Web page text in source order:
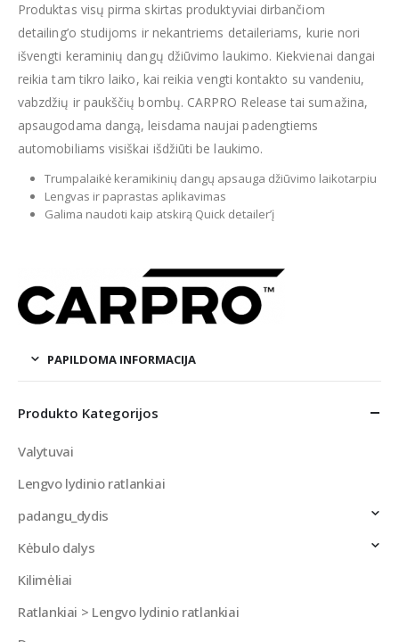
Produktas visų pirma skirtas produktyviai dirbančiom
detailing’o studijoms ir nekantriems detaileriams, kurie nori
išvengti keraminių dangų džiūvimo laukimo. Kiekvienai dangai
reikia tam tikro laiko, kai reikia vengti kontakto su vandeniu,
vabzdžių ir paukščių bombų. CARPRO Release tai sumažina,
apsaugodama dangą, leisdama naujai padengtiems
automobiliams visiškai išdžiūti be laukimo.
Trumpalaikė keramikinių dangų apsauga džiūvimo laikotarpiu
Lengvas ir paprastas aplikavimas
Galima naudoti kaip atskirą Quick detailer’į
PAPILDOMA INFORMACIJA
Produkto Kategorijos
Valytuvai
Lengvo lydinio ratlankiai
padangu_dydis
Kėbulo dalys
Kilimėliai
Ratlankiai > Lengvo lydinio ratlankiai